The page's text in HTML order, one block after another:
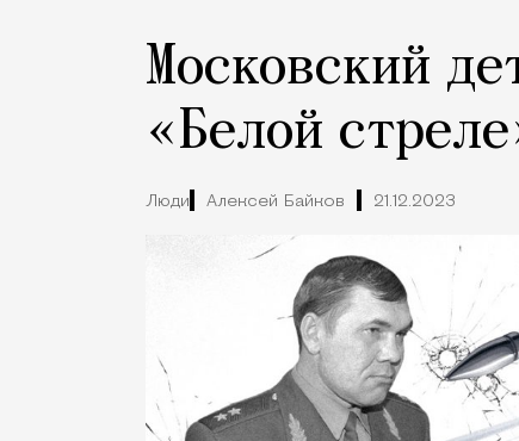
Московский
«Белой
Люди Алексей Байков 21.12.2023